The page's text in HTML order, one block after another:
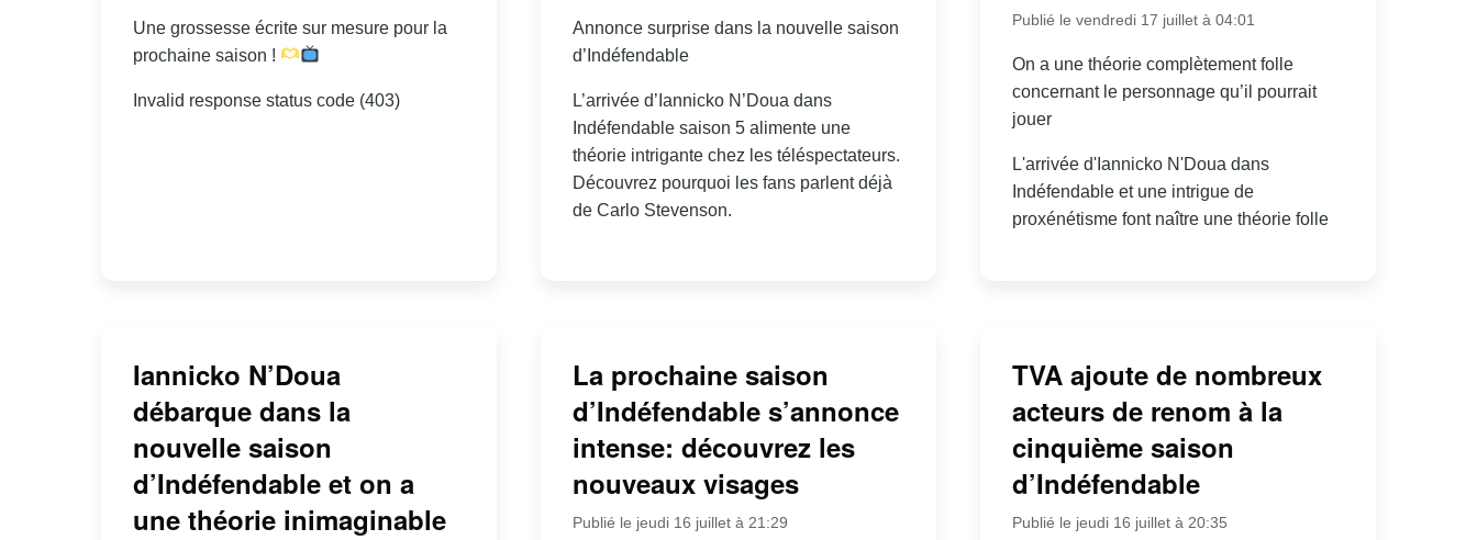
Une grossesse écrite sur mesure pour la
prochaine saison !
Invalid response status code (403)
Annonce surprise dans la nouvelle saison
d’Indéfendable
L’arrivée d’Iannicko N’Doua dans
Indéfendable saison 5 alimente une
théorie intrigante chez les téléspectateurs.
Découvrez pourquoi les fans parlent déjà
de Carlo Stevenson.
Publié le vendredi 17 juillet à 04:01
On a une théorie complètement folle
concernant le personnage qu’il pourrait
jouer
L'arrivée d'Iannicko N'Doua dans
Indéfendable et une intrigue de
proxénétisme font naître une théorie folle
Iannicko N’Doua
débarque dans la
nouvelle saison
d’Indéfendable et on a
une théorie inimaginable
La prochaine saison
d’Indéfendable s’annonce
intense: découvrez les
nouveaux visages
Publié le jeudi 16 juillet à 21:29
TVA ajoute de nombreux
acteurs de renom à la
cinquième saison
d’Indéfendable
Publié le jeudi 16 juillet à 20:35